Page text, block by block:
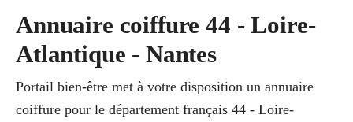
Annuaire coiffure 44 - Loire-
Atlantique - Nantes
Portail bien-être met à votre disposition un annuaire
coiffure pour le département français 44 - Loire-